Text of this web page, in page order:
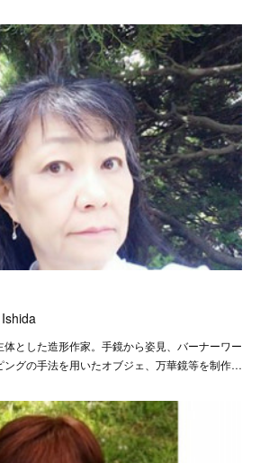
とした造形作家。手鏡から姿見、バーナーワー
ングの手法を用いたオブジェ、万華鏡等を制作…